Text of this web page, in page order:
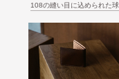
108の縫い目に込められた